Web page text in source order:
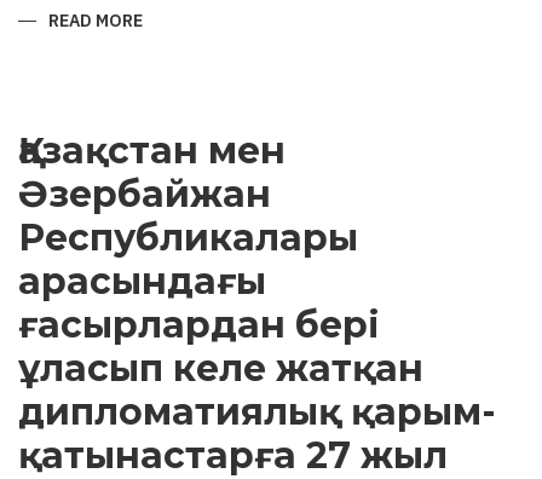
READ MORE
TO
“ARMENIFY”
THEM
Қазақстан мен
Әзербайжан
Республикалары
арасындағы
ғасырлардан бері
ұласып келе жатқан
дипломатиялық қарым-
қатынастарға 27 жыл